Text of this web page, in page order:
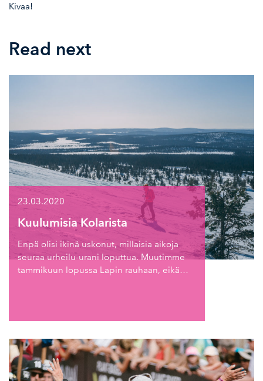
Kivaa!
Read next
23.03.2020
Kuulumisia Kolarista
Enpä olisi ikinä uskonut, millaisia aikoja
seuraa urheilu-urani loputtua. Muutimme
tammikuun lopussa Lapin rauhaan, eikä…